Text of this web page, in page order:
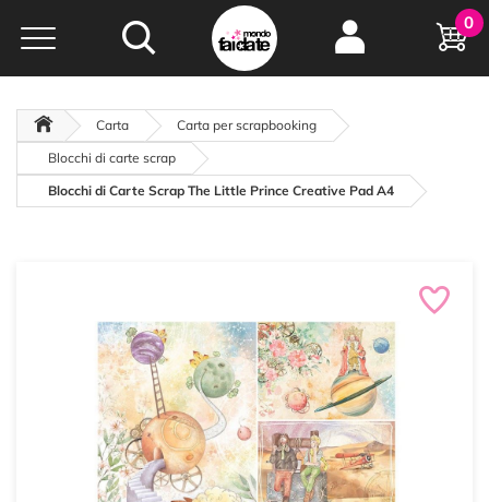
Hobby e
creatività...
oltre 15 anni online
0
Carta
Carta per scrapbooking
Blocchi di carte scrap
Blocchi di Carte Scrap The Little Prince Creative Pad A4